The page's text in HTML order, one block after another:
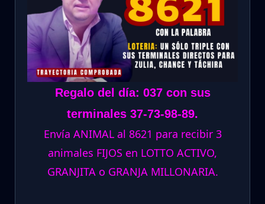
Regalo del día: 037 con sus
terminales 37-73-98-89.
Envía ANIMAL al 8621 para recibir 3
animales FIJOS en LOTTO ACTIVO,
GRANJITA o GRANJA MILLONARIA.